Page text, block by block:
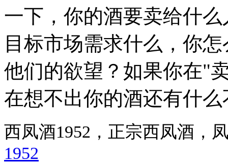
一下，你的酒要卖给什
目标市场需求什么，你
他们的欲望？如果你在"
在想不出你的酒还有什
西凤酒1952，正宗西凤酒
1952